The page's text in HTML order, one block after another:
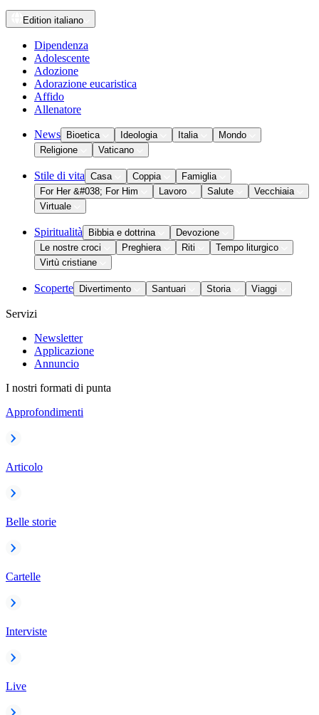
Edition italiano
Dipendenza
Adolescente
Adozione
Adorazione eucaristica
Affido
Allenatore
News Bioetica Ideologia Italia
Mondo
Religione
Vaticano
Stile di vita Casa Coppia
Famiglia
For Her &#038; For Him
Lavoro Salute
Vecchiaia
Virtuale
Spiritualità Bibbia e dottrina
Devozione
Le nostre croci
Preghiera Riti
Tempo liturgico
Virtù cristiane
Scoperte Divertimento Santuari Storia Viaggi
Servizi
Newsletter
Applicazione
Annuncio
I nostri formati di punta
Approfondimenti
Articolo
Belle storie
Cartelle
Interviste
Live